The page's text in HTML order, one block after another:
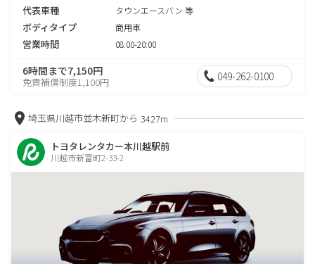
代表車種 タウンエースバン 等
ボディタイプ 商用車
営業時間 08:00-20:00
6時間まで7,150円
免責補償制度1,100円 049-262-0100
埼玉県川越市並木新町から 3427m
トヨタレンタカー本川越駅前
川越市新富町2-33-2